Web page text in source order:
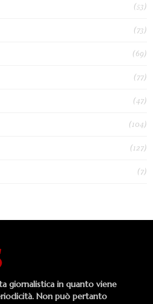
(53)
(73)
(69)
(77)
(47)
(104)
(127)
(7)
giornalistica in quanto viene
Non può pertanto